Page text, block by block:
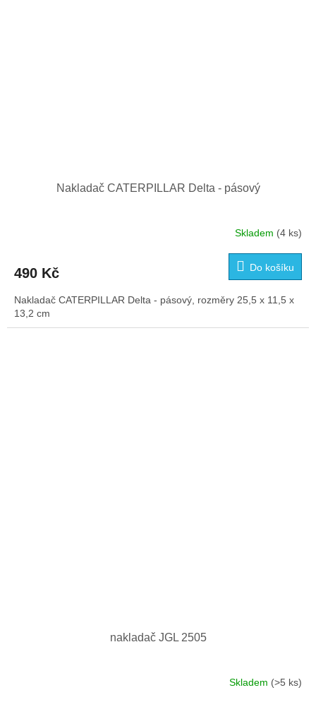
Nakladač CATERPILLAR Delta - pásový
Skladem (4 ks)
490 Kč Do košíku
Nakladač CATERPILLAR Delta - pásový, rozměry 25,5 x 11,5 x
13,2 cm
nakladač JGL 2505
Skladem (>5 ks)